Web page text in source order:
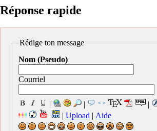
Réponse rapide
Rédige ton message
Nom (Pseudo)
Courriel
| |
|
| Upload | Aide